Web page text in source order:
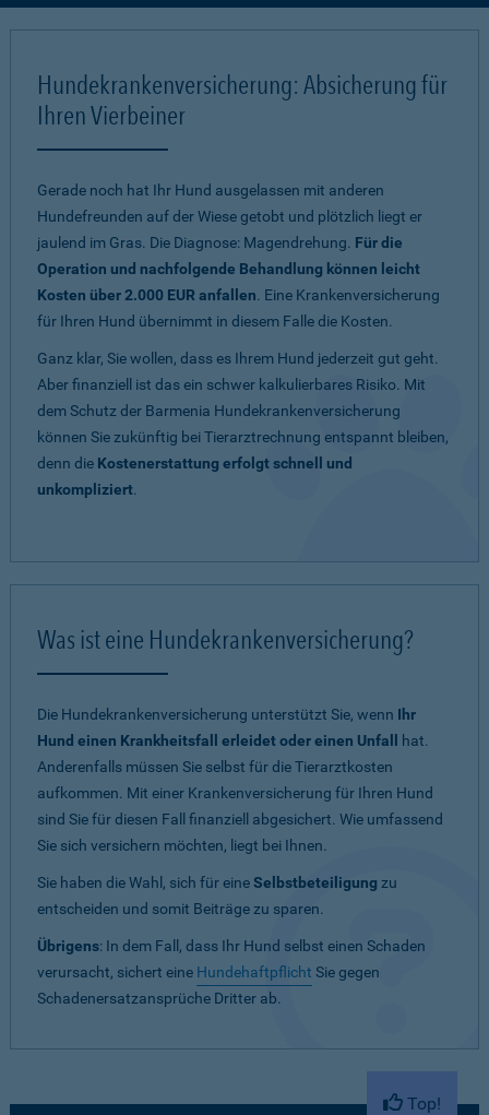
Hundekrankenversicherung: Absicherung für
Ihren Vierbeiner
Gerade noch hat Ihr Hund ausgelassen mit anderen
Hundefreunden auf der Wiese getobt und plötzlich liegt er
jaulend im Gras. Die Diagnose: Magendrehung. Für die
Operation und nachfolgende Behandlung können leicht
Kosten über 2.000 EUR anfallen. Eine Krankenversicherung
für Ihren Hund übernimmt in diesem Falle die Kosten.
Ganz klar, Sie wollen, dass es Ihrem Hund jederzeit gut geht.
Aber finanziell ist das ein schwer kalkulierbares Risiko. Mit
dem Schutz der Barmenia Hundekrankenversicherung
können Sie zukünftig bei Tierarztrechnung entspannt bleiben,
denn die Kostenerstattung erfolgt schnell und
unkompliziert.
Was ist eine Hundekrankenversicherung?
Die Hundekrankenversicherung unterstützt Sie, wenn Ihr
Hund einen Krankheitsfall erleidet oder einen Unfall
hat.
Anderenfalls müssen Sie selbst für die Tierarztkosten
aufkommen. Mit einer Krankenversicherung für Ihren Hund
sind Sie für diesen Fall finanziell abgesichert. Wie umfassend
Sie sich versichern möchten, liegt bei Ihnen.
Sie haben die Wahl, sich für eineSelbstbeteiligung zu
entscheiden und somit Beiträge zu sparen.
Übrigens: In dem Fall, dass Ihr Hund selbst einen Schaden
verursacht, sichert eine Hundehaftpflicht Sie gegen
Schadenersatzansprüche Dritter ab.
Top!